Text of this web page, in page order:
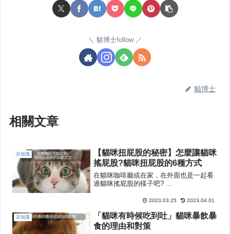
貓博士follow
貓博士
相關文章
豆知識
【貓咪扭屁股的秘密】怎麼讓貓咪
搖屁股?貓咪扭屁股的6種方式
在貓咪咖啡廳或在家，在外面也是一起看
過貓咪搖屁股的樣子吧? ...
2023.03.25 2023.04.01
豆知識
「貓咪有時候吃到吐」貓咪暴飲暴
食的理由和對策